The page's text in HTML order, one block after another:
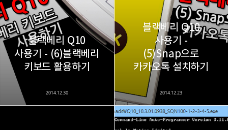
구독하기
카카오스토리 밴드 네이버 블로그
블랙베리 Q10
사용기 - (6)블랙베리
키보드 활용하기
2014.12.30
블랙베리 Q10
사용기 -
(5)Snap으로
카카오톡 설치하기
2014.12.23